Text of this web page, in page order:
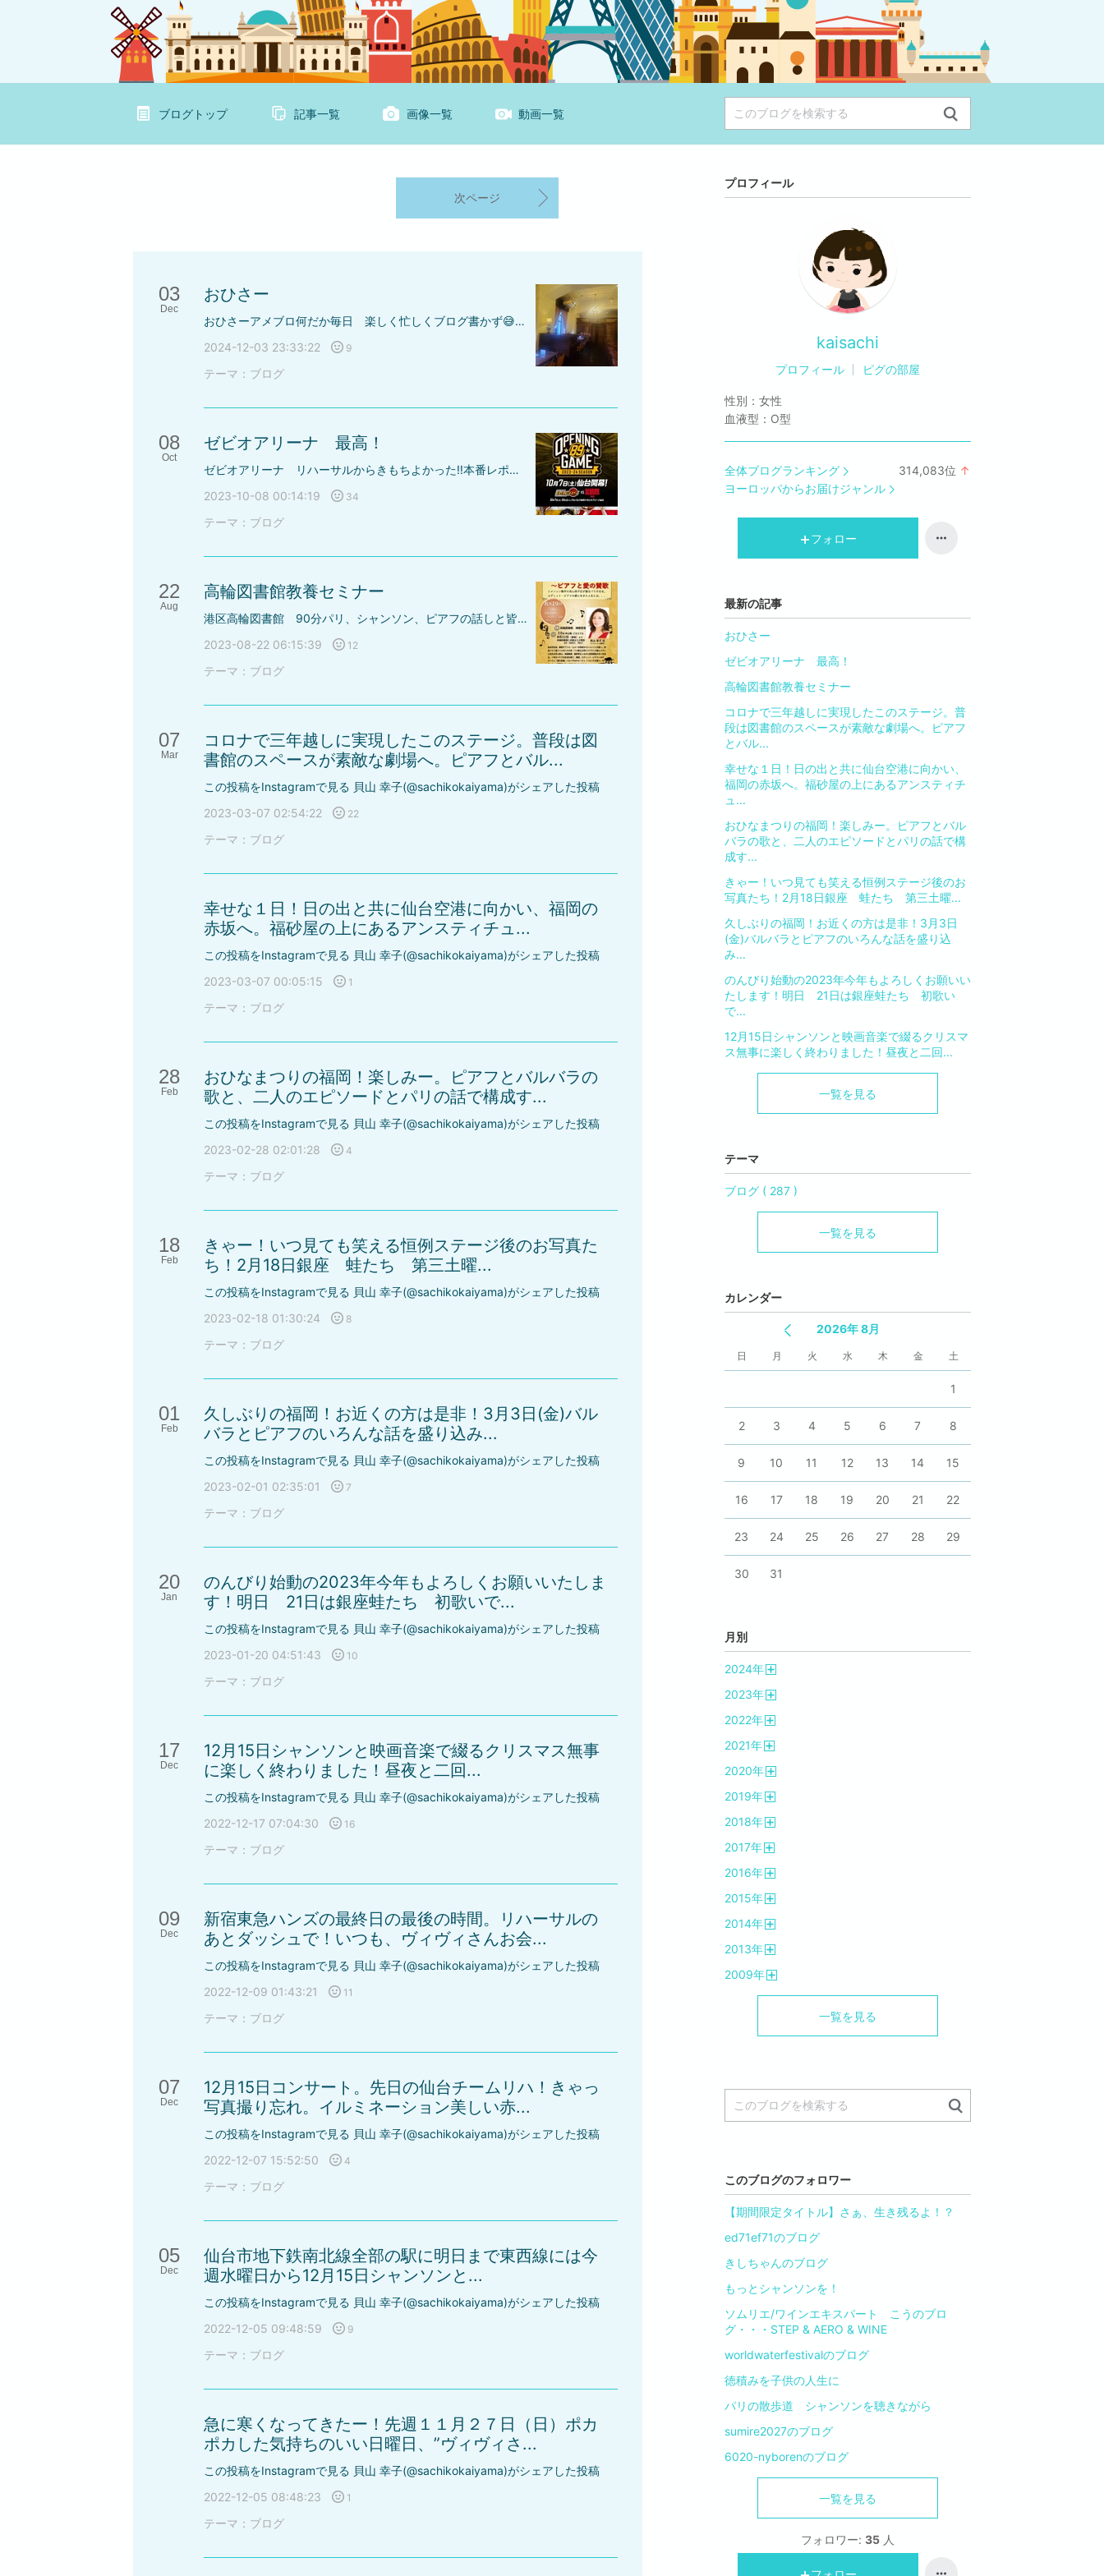
ブログトップ 記事一覧 画像一覧 動画一覧
次ページ
03
Dec
おひさー
おひさーアメブロ何だか毎日 楽しく忙しくブログ書かず😅インスタに出すほどじゃない小さなトピックスたくさんあるから日記代わりにおとなの休日倶楽部 の 魔法のチケット11月28日からと12月3日からナイスタイミングにおとなの休日パス年末で閉館学士会館に滑り込みセーフ中華を食べに行きたかった素敵な空間レトロなステンドグラスもっとたくさん通いたかった🎵カフェも素敵残ってたケーキはオペラだけ幸せな午後
2024-12-03 23:33:22
9
テーマ： ブログ
08
Oct
ゼビオアリーナ 最高！
ゼビオアリーナ リハーサルからきもちよかった‼️本番レポはまたあとで～仙台89es 開幕戦 君が代無事におわりましたー！ほっ#仙台89ers #ゼビオアリーナ#貝山幸子
2023-10-08 00:14:19
34
テーマ： ブログ
22
Aug
高輪図書館教養セミナー
港区高輪図書館 90分パリ、シャンソン、ピアフの話しと皆さんでちょこっとフランス語で愛の讃歌を歌いました！真剣に聞いてくださる参加者の方、企画、準備、ありがとうございました、高輪図書館の皆様。楽しい午後でした！ありがとうございました #貝山幸子#SACHIKOKAIYAMA#港区高輪図書館#piaf
2023-08-22 06:15:39
12
テーマ： ブログ
07
Mar
コロナで三年越しに実現したこのステージ。普段は図
書館のスペースが素敵な劇場へ。ピアフとバル...
この投稿をInstagramで見る 貝山 幸子(@sachikokaiyama)がシェアした投稿
2023-03-07 02:54:22
22
テーマ： ブログ
幸せな１日！日の出と共に仙台空港に向かい、福岡の
赤坂へ。福砂屋の上にあるアンスティチュ...
この投稿をInstagramで見る 貝山 幸子(@sachikokaiyama)がシェアした投稿
2023-03-07 00:05:15
1
テーマ： ブログ
28
Feb
おひなまつりの福岡！楽しみー。ピアフとバルバラの
歌と、二人のエピソードとパリの話で構成す...
この投稿をInstagramで見る 貝山 幸子(@sachikokaiyama)がシェアした投稿
2023-02-28 02:01:28
4
テーマ： ブログ
18
Feb
きゃー！いつ見ても笑える恒例ステージ後のお写真た
ち！2月18日銀座 蛙たち 第三土曜...
この投稿をInstagramで見る 貝山 幸子(@sachikokaiyama)がシェアした投稿
2023-02-18 01:30:24
8
テーマ： ブログ
01
Feb
久しぶりの福岡！お近くの方は是非！3月3日(金)バル
バラとピアフのいろんな話を盛り込み...
この投稿をInstagramで見る 貝山 幸子(@sachikokaiyama)がシェアした投稿
2023-02-01 02:35:01
7
テーマ： ブログ
20
Jan
のんびり始動の2023年今年もよろしくお願いいたしま
す！明日 21日は銀座蛙たち 初歌いで...
この投稿をInstagramで見る 貝山 幸子(@sachikokaiyama)がシェアした投稿
2023-01-20 04:51:43
10
テーマ： ブログ
17
Dec
12月15日シャンソンと映画音楽で綴るクリスマス無事
に楽しく終わりました！昼夜と二回...
この投稿をInstagramで見る 貝山 幸子(@sachikokaiyama)がシェアした投稿
2022-12-17 07:04:30
16
テーマ： ブログ
09
Dec
新宿東急ハンズの最終日の最後の時間。リハーサルの
あとダッシュで！いつも、ヴィヴィさんお会...
この投稿をInstagramで見る 貝山 幸子(@sachikokaiyama)がシェアした投稿
2022-12-09 01:43:21
11
テーマ： ブログ
07
Dec
12月15日コンサート。先日の仙台チームリハ！きゃっ
写真撮り忘れ。イルミネーション美しい赤...
この投稿をInstagramで見る 貝山 幸子(@sachikokaiyama)がシェアした投稿
2022-12-07 15:52:50
4
テーマ： ブログ
05
Dec
仙台市地下鉄南北線全部の駅に明日まで東西線には今
週水曜日から12月15日シャンソンと...
この投稿をInstagramで見る 貝山 幸子(@sachikokaiyama)がシェアした投稿
2022-12-05 09:48:59
9
テーマ： ブログ
急に寒くなってきたー！先週１１月２７日（日）ポカ
ポカした気持ちのいい日曜日、”ヴィヴィさ...
この投稿をInstagramで見る 貝山 幸子(@sachikokaiyama)がシェアした投稿
2022-12-05 08:48:23
1
テーマ： ブログ
プロフィール
kaisachi
プロフィール ピグの部屋
性別： 女性
血液型： O型
全体ブログランキング 314,083位 ↑
ヨーロッパからお届けジャンル
フォロー
最新の記事
おひさー
ゼビオアリーナ 最高！
高輪図書館教養セミナー
コロナで三年越しに実現したこのステージ。普
段は図書館のスペースが素敵な劇場へ。ピアフ
とバル...
幸せな１日！日の出と共に仙台空港に向かい、
福岡の赤坂へ。福砂屋の上にあるアンスティチ
ュ...
おひなまつりの福岡！楽しみー。ピアフとバル
バラの歌と、二人のエピソードとパリの話で構
成す...
きゃー！いつ見ても笑える恒例ステージ後のお
写真たち！2月18日銀座 蛙たち 第三土曜...
久しぶりの福岡！お近くの方は是非！3月3日
(金)バルバラとピアフのいろんな話を盛り込
み...
のんびり始動の2023年今年もよろしくお願いい
たします！明日 21日は銀座蛙たち 初歌い
で...
12月15日シャンソンと映画音楽で綴るクリスマ
ス無事に楽しく終わりました！昼夜と二回...
一覧を見る
テーマ
ブログ ( 287 )
一覧を見る
カレンダー
2026年 8月
日 月 火 水 木 金 土
1
2 3 4 5 6 7 8
9 10 11 12 13 14 15
16 17 18 19 20 21 22
23 24 25 26 27 28 29
30 31
月別
2024年
2023年
2022年
2021年
2020年
2019年
2018年
2017年
2016年
2015年
2014年
2013年
2009年
一覧を見る
このブログのフォロワー
【期間限定タイトル】さぁ、生き残るよ！？
ed71ef71のブログ
きしちゃんのブログ
もっとシャンソンを！
ソムリエ/ワインエキスパート こうのブロ
グ・・・STEP & AERO & WINE
worldwaterfestivalのブログ
徳積みを子供の人生に
パリの散歩道 シャンソンを聴きながら
sumire2027のブログ
6020-nyborenのブログ
一覧を見る
フォロワー: 35 人